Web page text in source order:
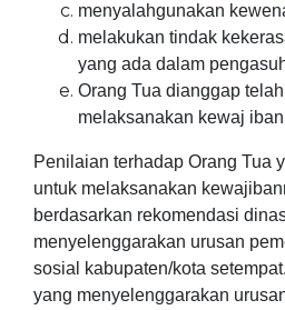
menyalahgunakan
melakukan tindak
yang ada dalam
Orang Tua dianggap
melaksanakan kewaj
Penilaian terhadap Orang Tua
untuk melaksanakan
berdasarkan rekomendasi
menyelenggarakan urusan
sosial kabupaten/kota
yang menyelenggarakan